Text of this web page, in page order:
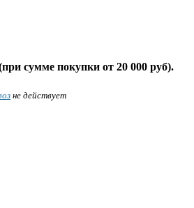
сумме покупки от 20 000 руб).
не действует